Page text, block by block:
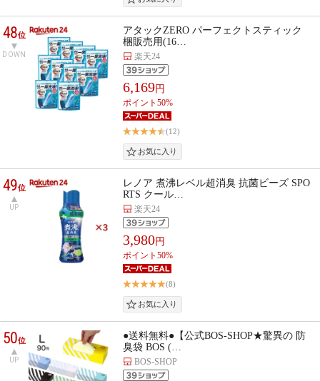
48位
DOWN
アタックZERO パーフェクトスティック
梱販売用(16…
楽天24
6,169円
ポイント50%
(12)
49位
UP
レノア 煮沸レベル超消臭 抗菌ビーズ SPO
RTS クール…
楽天24
3,980円
ポイント50%
(8)
50位
UP
●送料無料●【公式BOS-SHOP★驚異の 防
臭袋 BOS (…
BOS-SHOP